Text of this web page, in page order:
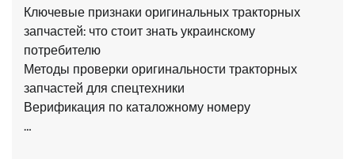
Ключевые признаки оригинальных тракторных
запчастей: что стоит знать украинскому
потребителю
Методы проверки оригинальности тракторных
запчастей для спецтехники
Верификация по каталожному номеру
…